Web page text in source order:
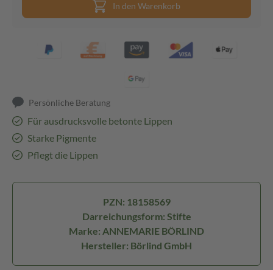
In den Warenkorb
Persönliche Beratung
Für ausdrucksvolle betonte Lippen
Starke Pigmente
Pflegt die Lippen
PZN: 18158569
Darreichungsform: Stifte
Marke: ANNEMARIE BÖRLIND
Hersteller: Börlind GmbH